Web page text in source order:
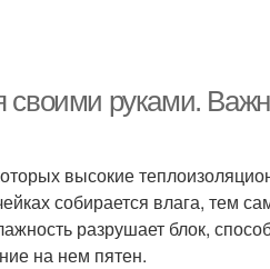
своими руками.
высокие
собирается влага, тем
разрушает блок,
на нем пятен.